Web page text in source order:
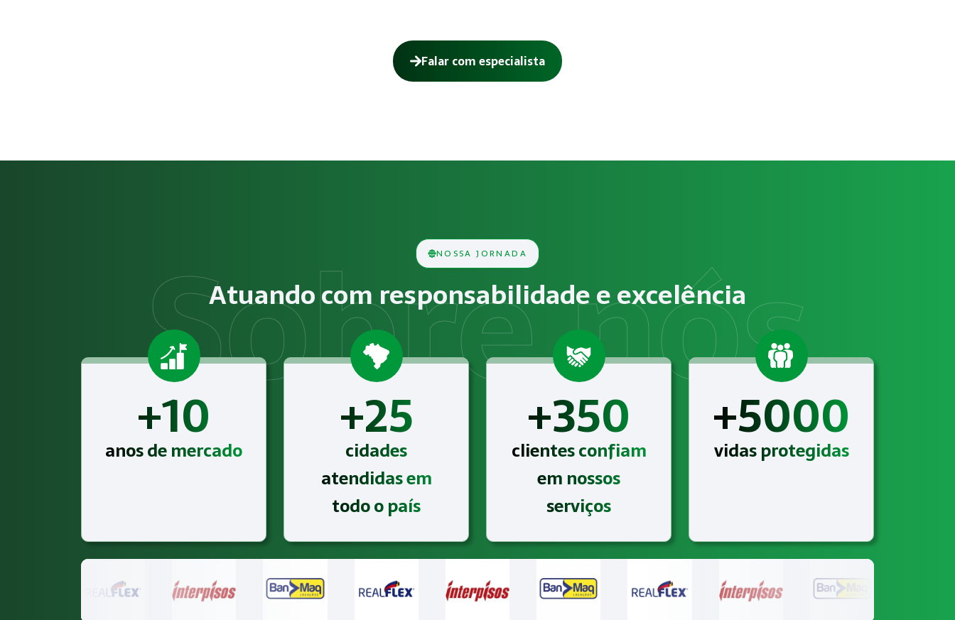
Falar com especialista
Como funciona Laudo Técnico de Condições Ambientais do Trabalho (LTCAT)?
Empresas que exercem atividades com exposição a riscos físicos, químicos, biológicos, ergonômicos ou psicossociais devem atender às exigências relacionadas a Laudo Técnico
Atendimento especializado
A Megatrab - Engenharia de Segurança do Trabalho oferece Laudo Técnico de Condições Ambientais do Trabalho (LTCAT) para o segmento de Setor Alimentício com suporte
NOSSA JORNADA
Atuando com responsabilidade e excelência
+10
anos de mercado +25
cidades
atendidas em
todo o país
+350
clientes confiam
em nossos
serviços
+5000
vidas protegidas